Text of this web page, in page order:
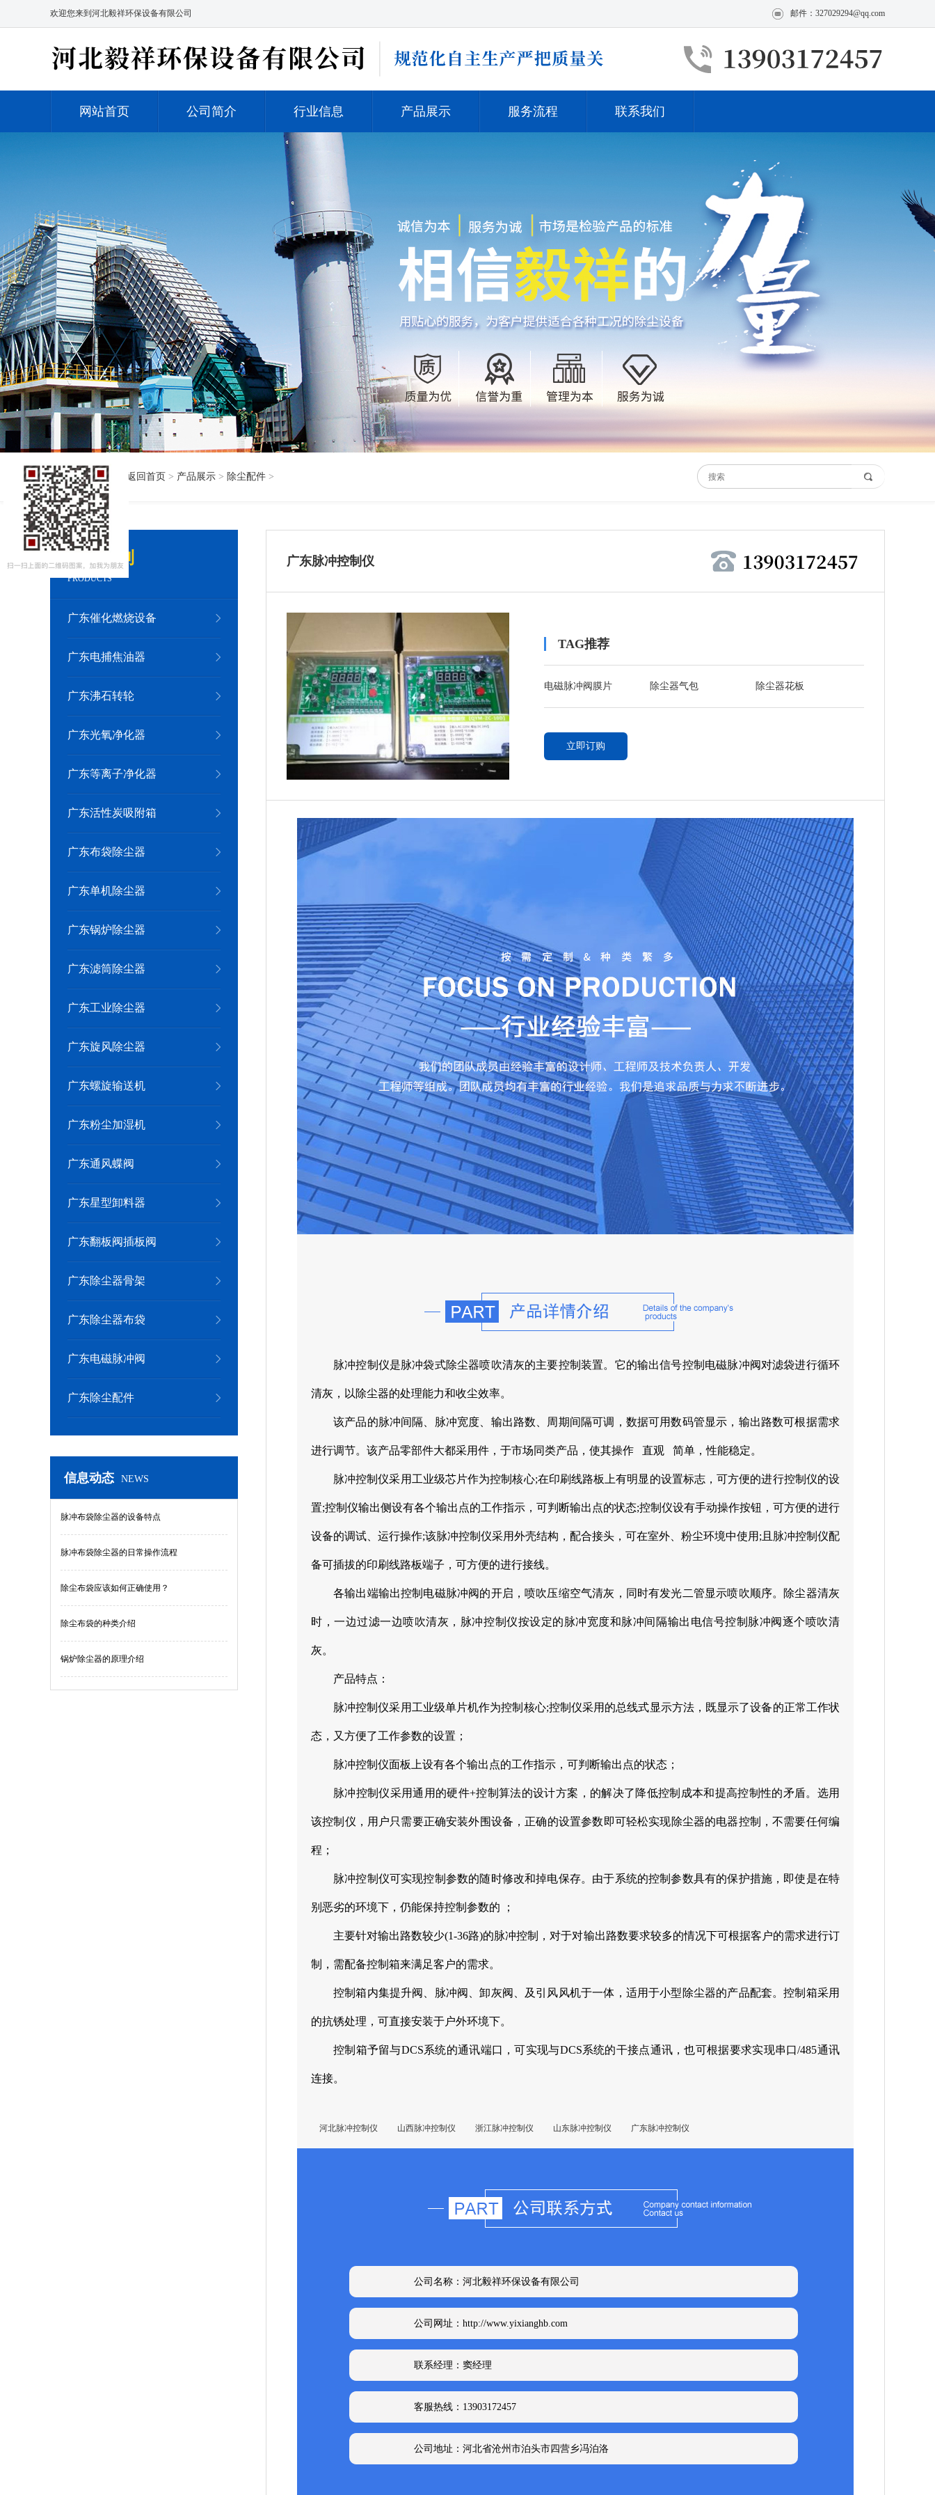
欢迎您来到河北毅祥环保设备有限公司 邮件：327029294@qq.com
网站首页 公司简介 行业信息 产品展示 服务流程 联系我们
当前位置： 返回首页 > 产品展示 > 除尘配件 >
产品系列
PRODUCTS
广东催化燃烧设备
广东电捕焦油器
广东沸石转轮
广东光氧净化器
广东等离子净化器
广东活性炭吸附箱
广东布袋除尘器
广东单机除尘器
广东锅炉除尘器
广东滤筒除尘器
广东工业除尘器
广东旋风除尘器
广东螺旋输送机
广东粉尘加湿机
广东通风蝶阀
广东星型卸料器
广东翻板阀插板阀
广东除尘器骨架
广东除尘器布袋
广东电磁脉冲阀
广东除尘配件
信息动态 NEWS
脉冲布袋除尘器的设备特点
脉冲布袋除尘器的日常操作流程
除尘布袋应该如何正确使用？
除尘布袋的种类介绍
锅炉除尘器的原理介绍
广东脉冲控制仪
TAG推荐
电磁脉冲阀膜片 除尘器气包 除尘器花板
立即订购
脉冲控制仪是脉冲袋式除尘器喷吹清灰的主要控制装置。它的输出信号控制电磁脉冲阀对滤袋进行循环
清灰，以除尘器的处理能力和收尘效率。
该产品的脉冲间隔、脉冲宽度、输出路数、周期间隔可调，数据可用数码管显示，输出路数可根据需求
进行调节。该产品零部件大都采用件，于市场同类产品，使其操作 直观 简单，性能稳定。
脉冲控制仪采用工业级芯片作为控制核心;在印刷线路板上有明显的设置标志，可方便的进行控制仪的设
置;控制仪输出侧设有各个输出点的工作指示，可判断输出点的状态;控制仪设有手动操作按钮，可方便的进行
设备的调试、运行操作;该脉冲控制仪采用外壳结构，配合接头，可在室外、粉尘环境中使用;且脉冲控制仪配
备可插拔的印刷线路板端子，可方便的进行接线。
各输出端输出控制电磁脉冲阀的开启，喷吹压缩空气清灰，同时有发光二管显示喷吹顺序。除尘器清灰
时，一边过滤一边喷吹清灰，脉冲控制仪按设定的脉冲宽度和脉冲间隔输出电信号控制脉冲阀逐个喷吹清
灰。
产品特点：
脉冲控制仪采用工业级单片机作为控制核心;控制仪采用的总线式显示方法，既显示了设备的正常工作状
态，又方便了工作参数的设置；
脉冲控制仪面板上设有各个输出点的工作指示，可判断输出点的状态；
脉冲控制仪采用通用的硬件+控制算法的设计方案，的解决了降低控制成本和提高控制性的矛盾。选用
该控制仪，用户只需要正确安装外围设备，正确的设置参数即可轻松实现除尘器的电器控制，不需要任何编
程；
脉冲控制仪可实现控制参数的随时修改和掉电保存。由于系统的控制参数具有的保护措施，即使是在特
别恶劣的环境下，仍能保持控制参数的 ；
主要针对输出路数较少(1-36路)的脉冲控制，对于对输出路数要求较多的情况下可根据客户的需求进行订
制，需配备控制箱来满足客户的需求。
控制箱内集提升阀、脉冲阀、卸灰阀、及引风风机于一体，适用于小型除尘器的产品配套。控制箱采用
的抗锈处理，可直接安装于户外环境下。
控制箱予留与DCS系统的通讯端口，可实现与DCS系统的干接点通讯，也可根据要求实现串口/485通讯
连接。
河北脉冲控制仪 山西脉冲控制仪 浙江脉冲控制仪 山东脉冲控制仪 广东脉冲控制仪
公司名称：河北毅祥环保设备有限公司
公司网址：http://www.yixianghb.com
联系经理：窦经理
客服热线：13903172457
公司地址：河北省沧州市泊头市四营乡冯泊洛